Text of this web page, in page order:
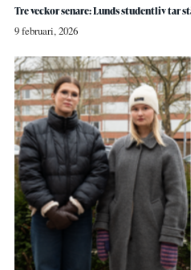
Tre veckor senare: Lunds studentliv tar
9 februari, 2026